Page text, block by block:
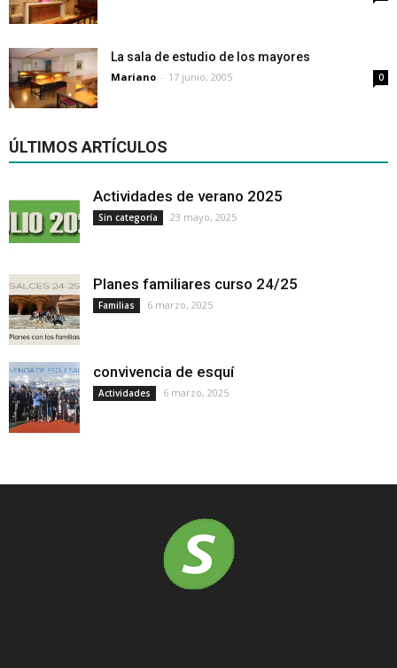
La sala de estudio de los mayores
Mariano - 17 junio, 2005 0
ÚLTIMOS ARTÍCULOS
Actividades de verano 2025
Sin categoría 23 mayo, 2025
Planes familiares curso 24/25
Familias 6 marzo, 2025
convivencia de esquí
Actividades 6 marzo, 2025